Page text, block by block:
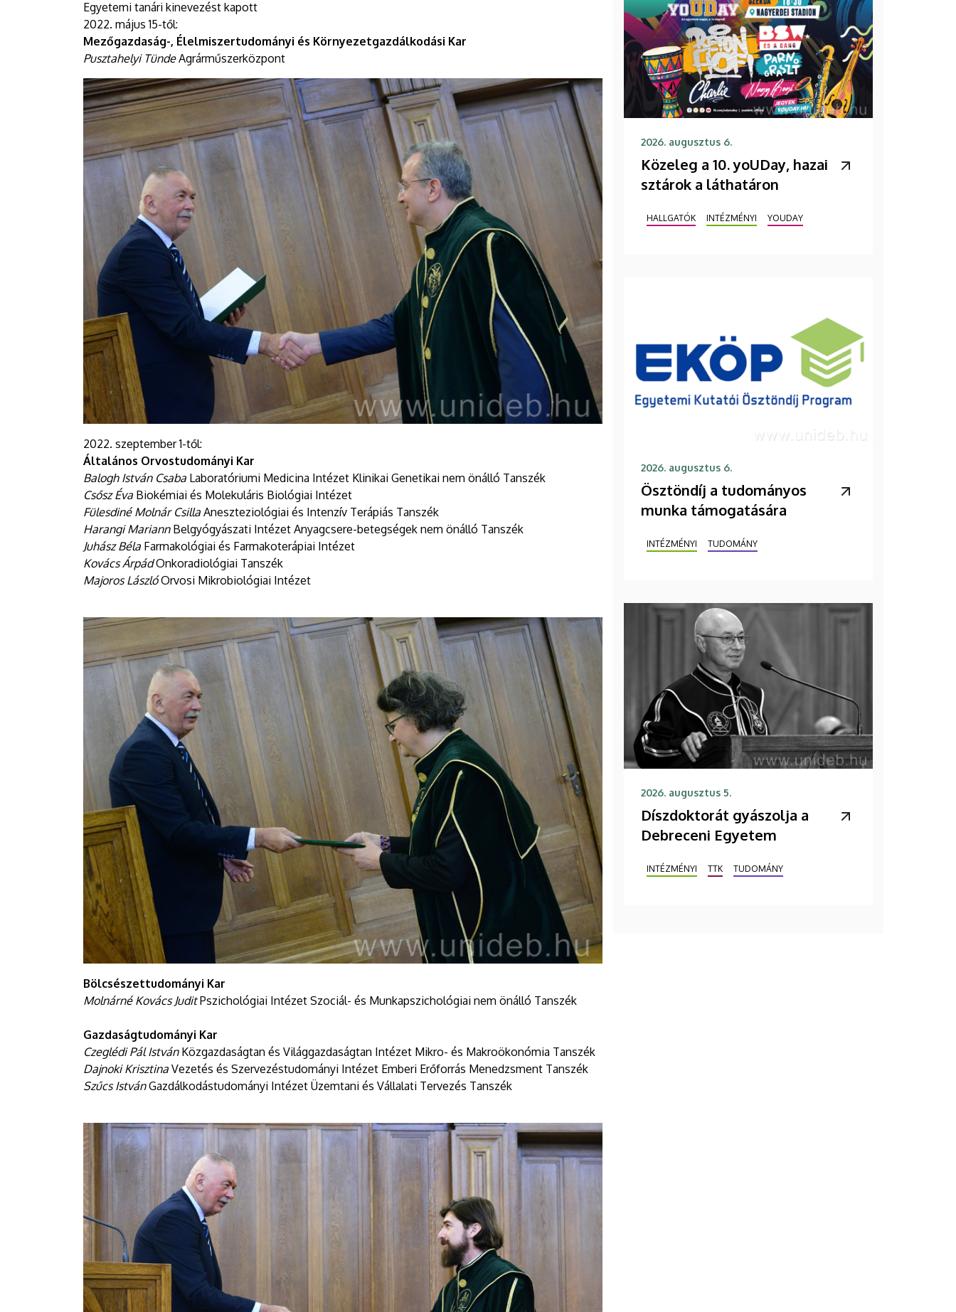
Egyetemi tanári kinevezést kapott
2022. május 15-től:
Mezőgazdaság-, Élelmiszertudományi és Környezetgazdálkodási Kar
Pusztahelyi TündeAgrárműszerközpont
2022. szeptember 1-től:
Általános Orvostudományi Kar
Balogh István Csaba Laboratóriumi Medicina Intézet Klinikai Genetikai nem önálló Tanszék
Csősz Éva Biokémiai és Molekuláris Biológiai Intézet
Fülesdiné Molnár Csilla Aneszteziológiai és Intenzív Terápiás Tanszék
Harangi MariannBelgyógyászati Intézet Anyagcsere-betegségek nem önálló Tanszék
Juhász Béla Farmakológiai és Farmakoterápiai Intézet
Kovács ÁrpádOnkoradiológiai Tanszék
Majoros LászlóOrvosi Mikrobiológiai Intézet
Bölcsészettudományi Kar
Molnárné Kovács JuditPszichológiai Intézet Szociál- és Munkapszichológiai nem önálló Tanszék
Gazdaságtudományi Kar
Czeglédi Pál István Közgazdaságtan és Világgazdaságtan Intézet Mikro- és Makroökonómia Tanszék
Dajnoki Krisztina Vezetés és Szervezéstudományi Intézet Emberi Erőforrás Menedzsment Tanszék
Szűcs IstvánGazdálkodástudományi Intézet Üzemtani és Vállalati Tervezés Tanszék
2026. augusztus 6.
Közeleg a 10. yoUDay, hazai
sztárok a láthatáron
HALLGATÓK INTÉZMÉNYI YOUDAY
2026. augusztus 6.
Ösztöndíj a tudományos
munka támogatására
INTÉZMÉNYI TUDOMÁNY
2026. augusztus 5.
Díszdoktorát gyászolja a
Debreceni Egyetem
INTÉZMÉNYI TTK TUDOMÁNY